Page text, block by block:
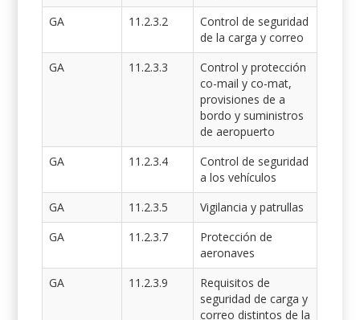
GA
11.2.3.2
Control de seguridad
de la carga y correo
GA
11.2.3.3
Control y protección
co-mail y co-mat,
provisiones de a
bordo y suministros
de aeropuerto
GA
11.2.3.4
Control de seguridad
a los vehículos
GA
11.2.3.5
Vigilancia y patrullas
GA
11.2.3.7
Protección de
aeronaves
GA
11.2.3.9
Requisitos de
seguridad de carga y
correo distintos de la